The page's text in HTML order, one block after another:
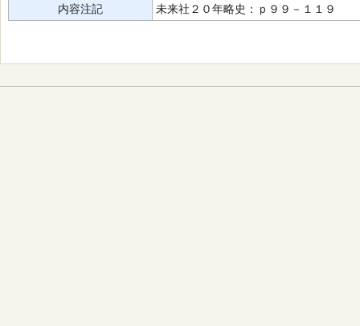
内容注記
未来社２０年略史：ｐ９９－１１９